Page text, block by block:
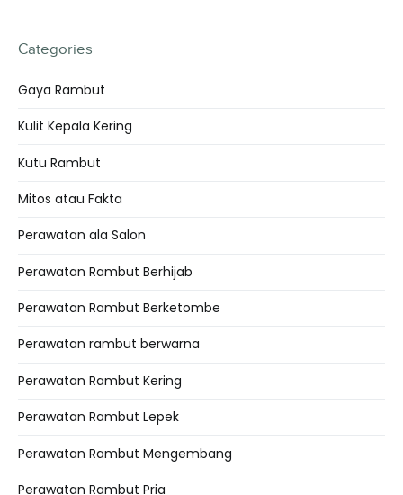
Categories
Gaya Rambut
Kulit Kepala Kering
Kutu Rambut
Mitos atau Fakta
Perawatan ala Salon
Perawatan Rambut Berhijab
Perawatan Rambut Berketombe
Perawatan rambut berwarna
Perawatan Rambut Kering
Perawatan Rambut Lepek
Perawatan Rambut Mengembang
Perawatan Rambut Pria